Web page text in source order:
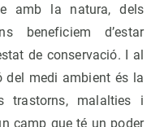
amb la natura, dels
beneficiem d’estar
de conservació. I al
del medi ambient és la
trastorns, malalties i
camp que té un poder